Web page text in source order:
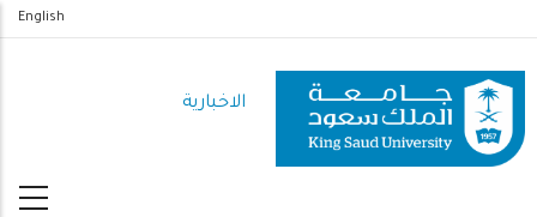
المحتوى
الرئيسي
English
الاخبارية